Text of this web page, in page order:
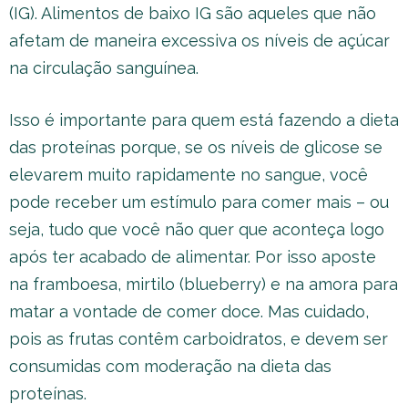
(IG). Alimentos de baixo IG são aqueles que não
afetam de maneira excessiva os níveis de açúcar
na circulação sanguínea.
Isso é importante para quem está fazendo a dieta
das proteínas porque, se os níveis de glicose se
elevarem muito rapidamente no sangue, você
pode receber um estímulo para comer mais – ou
seja, tudo que você não quer que aconteça logo
após ter acabado de alimentar. Por isso aposte
na framboesa, mirtilo (blueberry) e na amora para
matar a vontade de comer doce. Mas cuidado,
pois as frutas contêm carboidratos, e devem ser
consumidas com moderação na dieta das
proteínas.